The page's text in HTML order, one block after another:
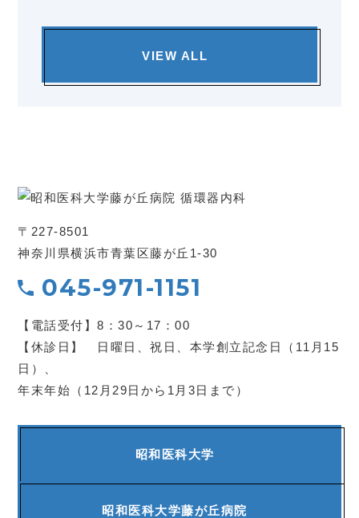
VIEW ALL
〒227-8501
神奈川県横浜市青葉区藤が丘1-30
045-971-1151
【電話受付】8：30～17：00
【休診日】 日曜日、祝日、本学創立記念日（11月15
日）、
年末年始（12月29日から1月3日まで）
昭和医科大学
昭和医科大学藤が丘病院